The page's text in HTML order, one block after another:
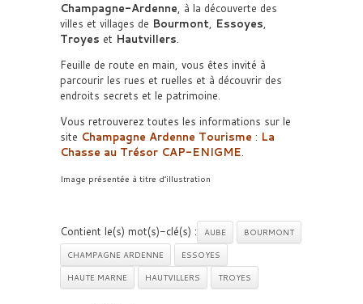
Champagne-Ardenne, à la découverte des
villes et villages de Bourmont, Essoyes,
Troyes et Hautvillers.
Feuille de route en main, vous êtes invité à
parcourir les rues et ruelles et à découvrir des
endroits secrets et le patrimoine.
Vous retrouverez toutes les informations sur le
site Champagne Ardenne Tourisme : La
Chasse au Trésor CAP-ENIGME.
Image présentée à titre d’illustration
Contient le(s) mot(s)-clé(s) : AUBE
BOURMONT
CHAMPAGNE ARDENNE
ESSOYES
HAUTE MARNE
HAUTVILLERS TROYES